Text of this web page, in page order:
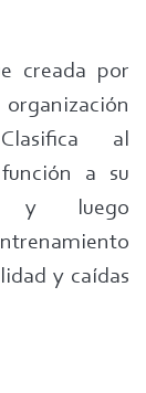
creada por
al
a su
y luego
y caídas